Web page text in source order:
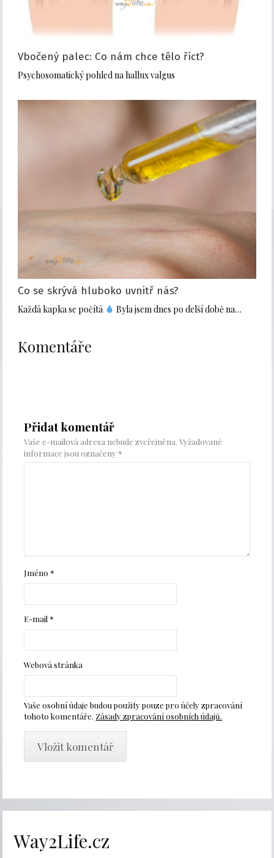
Vbočený palec: Co nám chce tělo říct?
Psychosomatický pohled na hallux valgus
Co se skrývá hluboko uvnitř nás?
Každá kapka se počítá Byla jsem dnes po delší době na…
Komentáře
Přidat komentář
Vaše e-mailová adresa nebude zveřejněna. Vyžadované
informace jsou označeny *
Jméno*
E-mail*
Webová stránka
Vaše osobní údaje budou použity pouze pro účely zpracování
tohoto komentáře. Zásady zpracování osobních údajů.
Way2Life.cz